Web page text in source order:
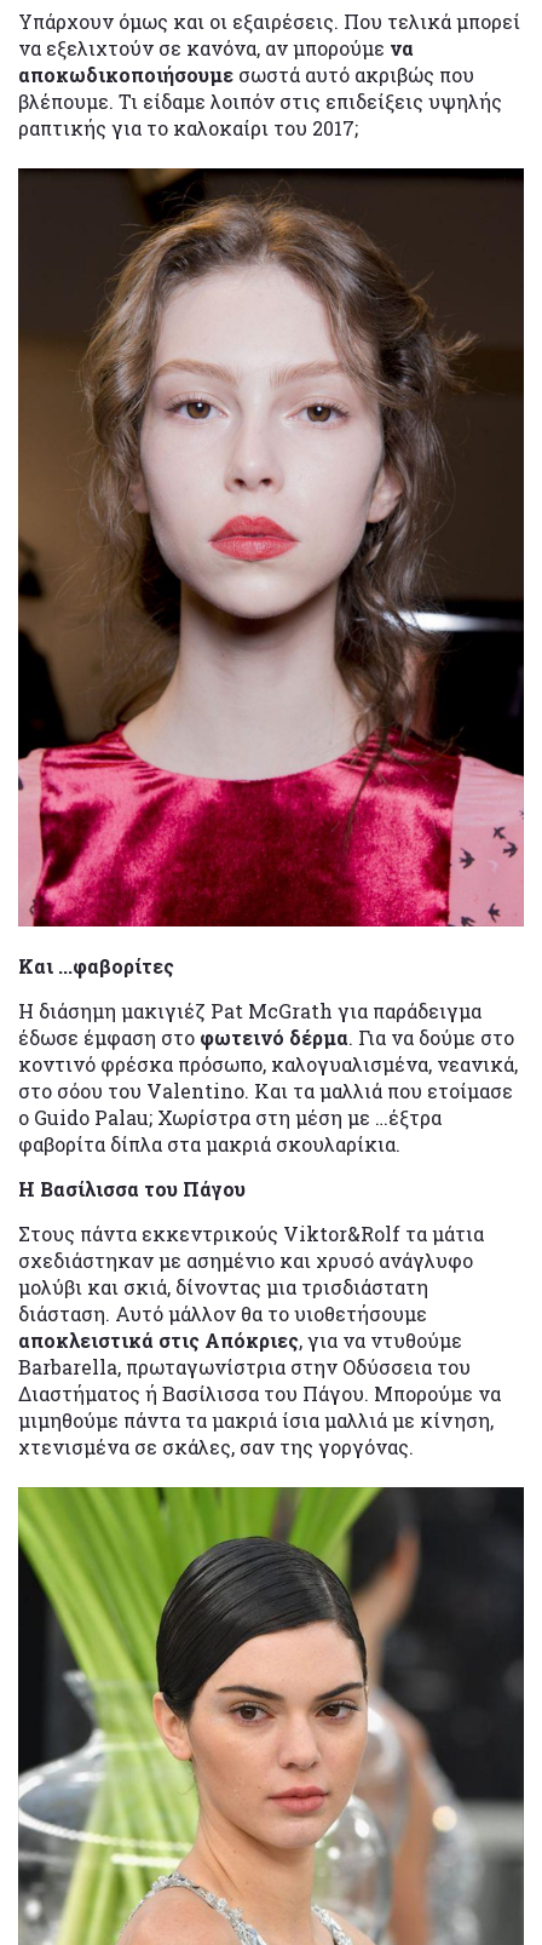
Υπάρχουν όμως και οι εξαιρέσεις. Που τελικά μπορεί
να εξελιχτούν σε κανόνα, αν μπορούμε να
αποκωδικοποιήσουμε σωστά αυτό ακριβώς που
βλέπουμε. Τι είδαμε λοιπόν στις επιδείξεις υψηλής
ραπτικής για το καλοκαίρι του 2017;
Και ...φαβορίτες
H διάσημη μακιγιέζ Pat McGrath για παράδειγμα
έδωσε έμφαση στο φωτεινό δέρμα. Για να δούμε στο
κοντινό φρέσκα πρόσωπο, καλογυαλισμένα, νεανικά,
στο σόου του Valentino. Και τα μαλλιά που ετοίμασε
ο Guido Palau; Χωρίστρα στη μέση με …έξτρα
φαβορίτα δίπλα στα μακριά σκουλαρίκια.
H Bασίλισσα του Πάγου
Στους πάντα εκκεντρικούς Viktor&Rolf τα μάτια
σχεδιάστηκαν με ασημένιο και χρυσό ανάγλυφο
μολύβι και σκιά, δίνοντας μια τρισδιάστατη
διάσταση. Αυτό μάλλον θα το υιοθετήσουμε
αποκλειστικά στις Απόκριες, για να ντυθούμε
Barbarella, πρωταγωνίστρια στην Οδύσσεια του
Διαστήματος ή Βασίλισσα του Πάγου. Μπορούμε να
μιμηθούμε πάντα τα μακριά ίσια μαλλιά με κίνηση,
χτενισμένα σε σκάλες, σαν της γοργόνας.